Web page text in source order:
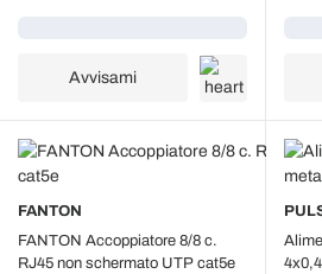
Avvisami
FANTON
FANTON Accoppiatore 8/8 c.
RJ45 non schermato UTP cat5e